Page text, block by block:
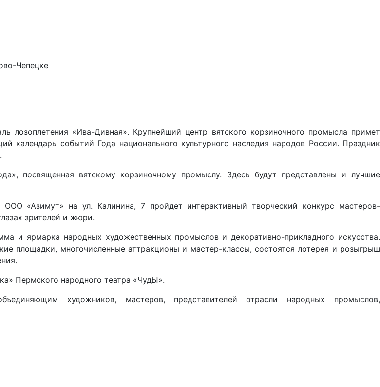
Чепецке
лозоплетения «Ива-Дивная». Крупнейший центр вятского корзиночного промысла примет
календарь событий Года национального культурного наследия народов России. Праздник
посвященная вятскому корзиночному промыслу. Здесь будут представлены и лучшие
ООО «Азимут» на ул. Калинина, 7 пройдет интерактивный творческий конкурс мастеров-
зрителей и жюри.
и ярмарка народных художественных промыслов и декоративно-прикладного искусства.
площадки, многочисленные аттракционы и мастер-классы, состоятся лотерея и розыгрыш
Пермского народного театра «ЧудЫ».
художников, мастеров, представителей отрасли народных промыслов,